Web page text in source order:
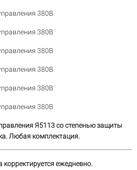
380В
380В
380В
380В
380В
380В
Я5113 со степенью защиты
Любая комплектация.
ежедневно.